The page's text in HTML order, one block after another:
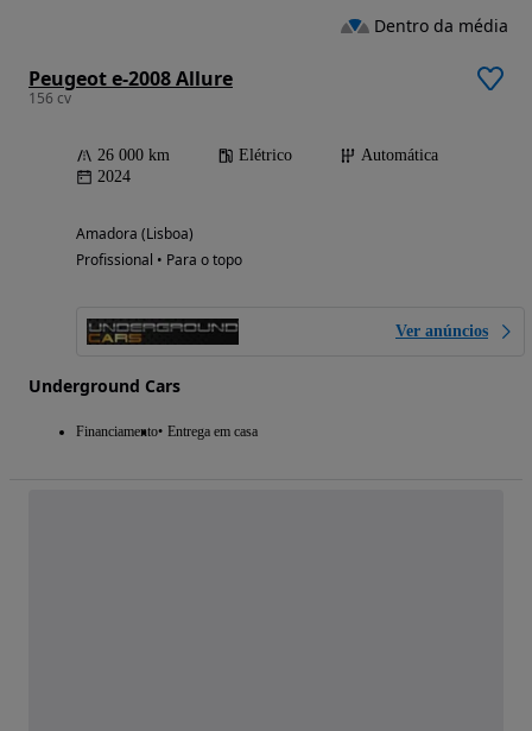
Peugeot e-2008 Allure
156 cv
26 000 km Elétrico
Automática
2024
Amadora (Lisboa)
Profissional • Para o topo
Ver anúncios
Underground Cars
Financiamento Entrega em casa
Dentro da média